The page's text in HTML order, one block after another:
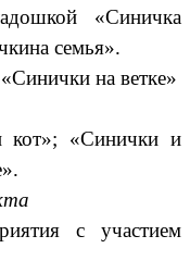
«Синичка
семья».
на ветке»
«Синички и
с участием